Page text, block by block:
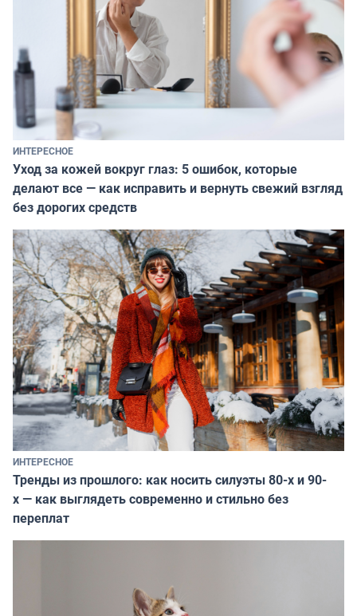
ИНТЕРЕСНОЕ
Уход за кожей вокруг глаз: 5 ошибок, которые
делают все — как исправить и вернуть свежий взгляд
без дорогих средств
ИНТЕРЕСНОЕ
Тренды из прошлого: как носить силуэты 80-х и 90-
х — как выглядеть современно и стильно без
переплат